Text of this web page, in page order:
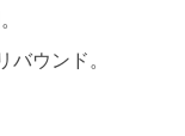
ウンド。